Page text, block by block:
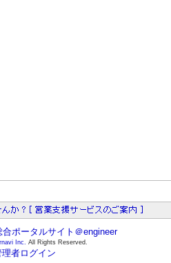
ポータルサイト＠engineer
Inc. All Rights Reserved.
理者ログイン